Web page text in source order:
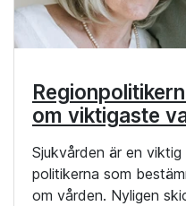
om viktigaste
Sjukvården är en
politikerna som
om vården. Nyligen